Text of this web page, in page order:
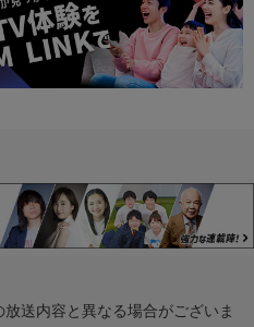
送内容と異なる場合がございま